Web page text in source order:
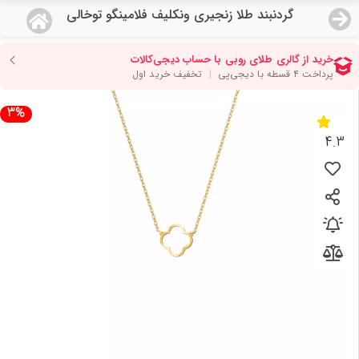
گردنبند طلا زنجیری ونکلیف فلامینگو توخالی
منو
صفحه اصلی
دسته بندی محصولات
نمایندگی ها
مجله روبی
درباره ما
3%
4.3